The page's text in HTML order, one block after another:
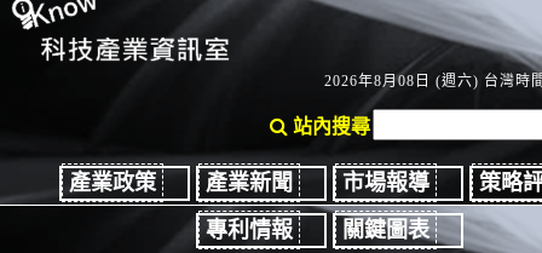
2026年8月08日 (週六) 台灣時
站內搜尋
產業政策 產業新聞 市場報導
策略
專利情報
關鍵圖表